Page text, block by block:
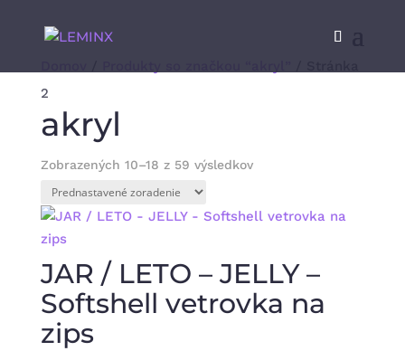
2
akryl
Zobrazených 10–18 z 59 výsledkov
JAR / LETO – JELLY –
Softshell vetrovka na
zips